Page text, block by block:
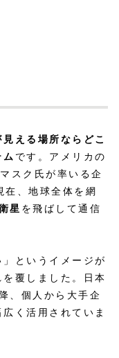
見える場所ならどこ
です。アメリカの
スク氏が率いる企
、地球全体を網
星 を飛ばして通信
というイメージが
覆しました。日本
、個人から大手企
く活用されていま